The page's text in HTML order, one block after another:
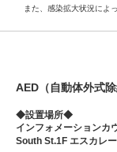
また、感染拡大状況によ
AED（自動体外式除
◆設置場所◆
インフォメーションカ
South St.1F エスカレ